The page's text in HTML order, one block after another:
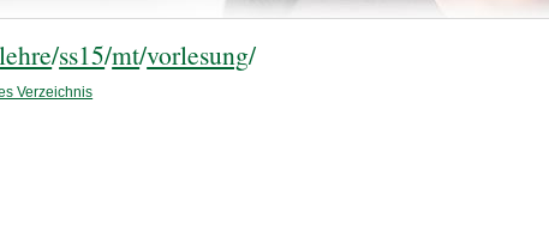
lehre/ss15/mt/vorlesung/
Verzeichnis